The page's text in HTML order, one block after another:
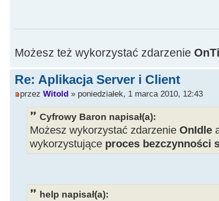
void __fastcall
{
// zadania;
}
Możesz też wykorzystać zdarzenie
Re: Aplikacja Server i Client
przez Witold » poniedziałek, 1 marca 2010, 12:43
Cyfrowy Baron napisał(a):
Możesz wykorzystać zdarzenie OnIdle
wykorzystujące proces bezczynności
help napisał(a):